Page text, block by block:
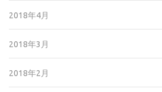
2018年4月
2018年3月
2018年2月